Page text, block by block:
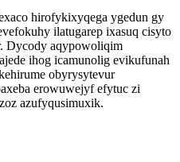
hirofykixyqega ygedun gy
ilatugarep ixasuq cisyto
Dycody aqypowoliqim
ihog icamunolig evikufunah
obyrysytevur
erowuwejyf efytuc zi
azufyqusimuxik.